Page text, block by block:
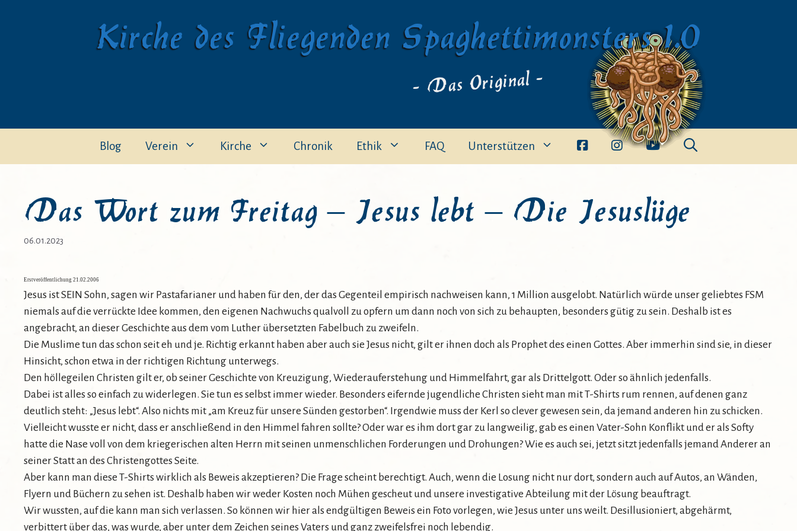
Kirche des Fliegenden Spaghettimonsters 1.0
- Das Original -
Blog Verein Kirche Chronik Ethik FAQ Unterstützen
Das Wort zum Freitag – Jesus lebt – Die Jesuslüge
06.01.2023
Erstveröffentlichung 21.02.2006
Jesus ist SEIN Sohn, sagen wir Pastafarianer und haben für den, der das Gegenteil empirisch nachweisen kann, 1 Million ausgelobt. Natürlich würde unser geliebtes FSM
niemals auf die verrückte Idee kommen, den eigenen Nachwuchs qualvoll zu opfern um dann noch von sich zu behaupten, besonders gütig zu sein. Deshalb ist es
angebracht, an dieser Geschichte aus dem vom Luther übersetzten Fabelbuch zu zweifeln.
Die Muslime tun das schon seit eh und je. Richtig erkannt haben aber auch sie Jesus nicht, gilt er ihnen doch als Prophet des einen Gottes. Aber immerhin sind sie, in dieser
Hinsicht, schon etwa in der richtigen Richtung unterwegs.
Den höllegeilen Christen gilt er, ob seiner Geschichte von Kreuzigung, Wiederauferstehung und Himmelfahrt, gar als Drittelgott. Oder so ähnlich jedenfalls.
Dabei ist alles so einfach zu widerlegen. Sie tun es selbst immer wieder. Besonders eifernde jugendliche Christen sieht man mit T-Shirts rum rennen, auf denen ganz
deutlich steht: „Jesus lebt“. Also nichts mit „am Kreuz für unsere Sünden gestorben“. Irgendwie muss der Kerl so clever gewesen sein, da jemand anderen hin zu schicken.
Vielleicht wusste er nicht, dass er anschließend in den Himmel fahren sollte? Oder war es ihm dort gar zu langweilig, gab es einen Vater-Sohn Konflikt und er als Softy
hatte die Nase voll von dem kriegerischen alten Herrn mit seinen unmenschlichen Forderungen und Drohungen? Wie es auch sei, jetzt sitzt jedenfalls jemand Anderer an
seiner Statt an des Christengottes Seite.
Aber kann man diese T-Shirts wirklich als Beweis akzeptieren? Die Frage scheint berechtigt. Auch, wenn die Losung nicht nur dort, sondern auch auf Autos, an Wänden,
Flyern und Büchern zu sehen ist. Deshalb haben wir weder Kosten noch Mühen gescheut und unsere investigative Abteilung mit der Lösung beauftragt.
Wir wussten, auf die kann man sich verlassen. So können wir hier als endgültigen Beweis ein Foto vorlegen, wie Jesus unter uns weilt. Desillusioniert, abgehärmt,
verbittert über das, was wurde, aber unter dem Zeichen seines Vaters und ganz zweifelsfrei noch lebendig.